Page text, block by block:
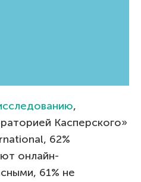
,
Касперского»
62%
онлайн-
61% не